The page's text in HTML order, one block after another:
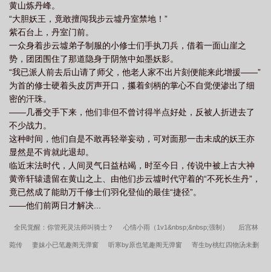
黄山炼丹峰。
“大胆妖王，竟敢擅闯我步云墟丹室禁地！”
紫石台上，丹室门前。
一众身着步云墟弟子制服的小修士们手执刀兵，借着一面山崖之
势，团团围住了那道隐身于阴煞中如墨妖影。
“我已派人前去后山请了师父，他老人家不出片刻便能来此增援——”
为首的修士硬着头皮厉声开口，攥着剑柄的掌心不自觉便渗出了细
密的汗珠。
——几番交手下来，他们非但不曾讨得半点好处，反被人折进去了
不少战力。
这种时间，他们自是不敢再轻举妄动，可对面那一击未成的妖王亦
显然是不肯就此退却。
临近末法时代，人间灵气日益枯竭，时至今日，传说中被上古大神
黄帝轩辕遗留在黄山之上、由他们步云墟时代守着的“不死长生丹”，
竟已然成了能助万千修士们羽化登仙的最佳“捷径”。
——他们前两日才解决...
全民觉醒：你管死灵法师叫骑士？ 心情小雨（1v1&nbsp;&nbsp;强制） 后宫林
菀传 妻妹小已笔趣阁无弹窗 听寒by原也笔趣阁无弹窗 寄生by桃红四物汤未删